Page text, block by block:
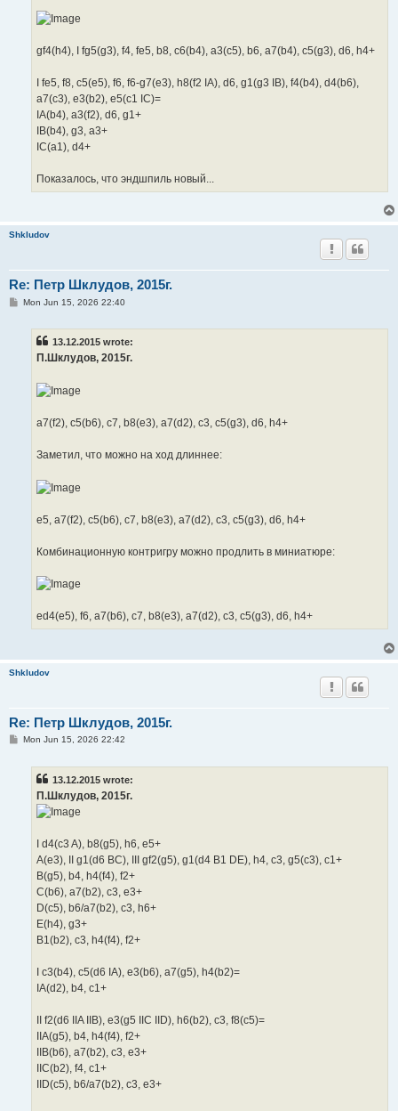
gf4(h4), I fg5(g3), f4, fe5, b8, c6(b4), a3(c5), b6, a7(b4), c5(g3), d6, h4+
I fe5, f8, c5(e5), f6, f6-g7(e3), h8(f2 IA), d6, g1(g3 IB), f4(b4), d4(b6),
a7(c3), e3(b2), e5(c1 IC)=
IA(b4), a3(f2), d6, g1+
IB(b4), g3, a3+
IC(a1), d4+
Показалось, что эндшпиль новый...
Shkludov
Re: Петр Шклудов, 2015г.
PMon Jun 15, 2026 22:40
13.12.2015 wrote:
П.Шклудов, 2015г.
a7(f2), c5(b6), c7, b8(e3), a7(d2), c3, c5(g3), d6, h4+
Заметил, что можно на ход длиннее:
e5, a7(f2), c5(b6), c7, b8(e3), a7(d2), c3, c5(g3), d6, h4+
Комбинационную контригру можно продлить в миниатюре:
ed4(e5), f6, a7(b6), c7, b8(e3), a7(d2), c3, c5(g3), d6, h4+
Shkludov
Re: Петр Шклудов, 2015г.
PMon Jun 15, 2026 22:42
13.12.2015 wrote:
П.Шклудов, 2015г.
I d4(c3 A), b8(g5), h6, e5+
A(e3), II g1(d6 BC), III gf2(g5), g1(d4 B1 DE), h4, c3, g5(c3), c1+
B(g5), b4, h4(f4), f2+
C(b6), a7(b2), c3, e3+
D(c5), b6/a7(b2), c3, h6+
E(h4), g3+
B1(b2), c3, h4(f4), f2+
I c3(b4), c5(d6 IA), e3(b6), a7(g5), h4(b2)=
IA(d2), b4, c1+
II f2(d6 IIA IIB), e3(g5 IIC IID), h6(b2), c3, f8(c5)=
IIA(g5), b4, h4(f4), f2+
IIB(b6), a7(b2), c3, e3+
IIC(b2), f4, c1+
IID(c5), b6/a7(b2), c3, e3+